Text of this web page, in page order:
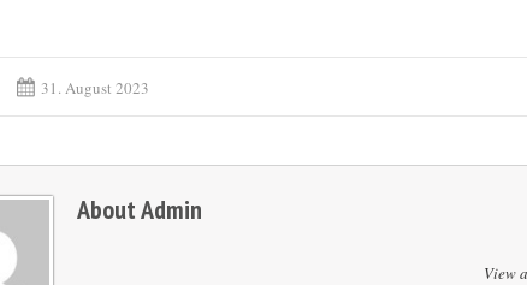
31. August 2023
AboutAdmin
View